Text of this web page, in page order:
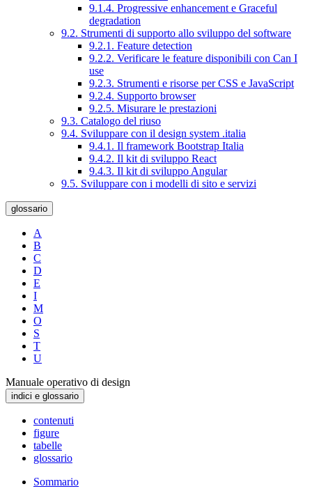
9.1.4. Progressive enhancement e Graceful
degradation
9.2. Strumenti di supporto allo sviluppo del software
9.2.1. Feature detection
9.2.2. Verificare le feature disponibili con Can I
use
9.2.3. Strumenti e risorse per CSS e JavaScript
9.2.4. Supporto browser
9.2.5. Misurare le prestazioni
9.3. Catalogo del riuso
9.4. Sviluppare con il design system .italia
9.4.1. Il framework Bootstrap Italia
9.4.2. Il kit di sviluppo React
9.4.3. Il kit di sviluppo Angular
9.5. Sviluppare con i modelli di sito e servizi
glossario
A
B
C
D
E
I
M
O
S
T
U
Manuale operativo di design
indici e glossario
contenuti
figure
tabelle
glossario
Sommario